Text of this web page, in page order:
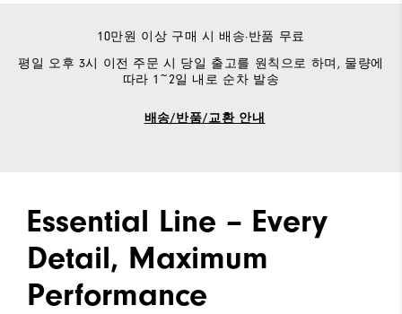
10만원 이상 구매 시 배송·반품 무료
평일 오후 3시 이전 주문 시 당일 출고를 원칙으로 하며, 물량에
따라 1~2일 내로 순차 발송
배송/반품/교환 안내
Essential Line – Every
Detail, Maximum
Performance